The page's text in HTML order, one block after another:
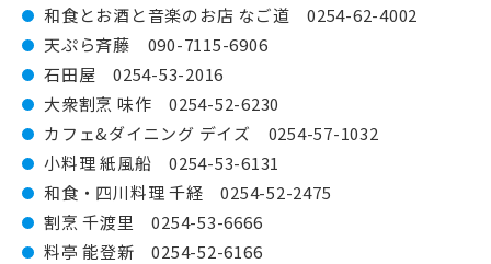
和食とお酒と音楽のお店 なご道 0254-62-4002
天ぷら斉藤 090-7115-6906
石田屋 0254-53-2016
大衆割烹 味作 0254-52-6230
カフェ&ダイニング デイズ 0254-57-1032
小料理 紙風船 0254-53-6131
和食・四川料理 千経 0254-52-2475
割烹 千渡里 0254-53-6666
料亭 能登新 0254-52-6166